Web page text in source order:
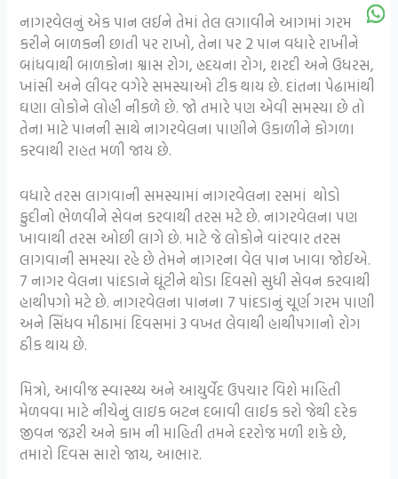
નાગરવેલનું એક પાન લઈને તેમાં તેલ લગાવીને આગમાં ગરમ
કરીને બાળકની છાતી પર રાખો, તેના પર 2 પાન વધારે રાખીને
બાંધવાથી બાળકોના શ્વાસ રોગ, હ્રદયના રોગ, શરદી અને ઉધરસ,
ખાંસી અને લીવર વગેરે સમસ્યાઓ ટીક થાય છે. દાંતના પેઢામાંથી
ઘણા લોકોને લોહી નીકળે છે. જો તમારે પણ એવી સમસ્યા છે તો
તેના માટે પાનની સાથે નાગરવેલના પાણીને ઉકાળીને કોગળા
કરવાથી રાહત મળી જાય છે.
વધારે તરસ લાગવાની સમસ્યામાં નાગરવેલના રસમાં થોડો
ફુદીનો ભેળવીને સેવન કરવાથી તરસ મટે છે. નાગરવેલના પણ
ખાવાથી તરસ ઓછી લાગે છે. માટે જે લોકોને વાંરવાર તરસ
લાગવાની સમસ્યા રહે છે તેમને નાગરના વેલ પાન ખાવા જોઈએ.
7 નાગર વેલના પાંદડાને ઘૂંટીને થોડા દિવસો સુધી સેવન કરવાથી
હાથીપગો મટે છે. નાગરવેલના પાનના 7 પાંદડાનું ચૂર્ણ ગરમ પાણી
અને સિંધવ મીઠામાં દિવસમાં 3 વખત લેવાથી હાથીપગાનો રોગ
ઠીક થાય છે.
મિત્રો, આવીજ સ્વાસ્થ્ય અને આયુર્વેદ ઉપચાર વિશે માહિતી
મેળવવા માટે નીચેનું લાઇક બટન દબાવી લાઈક કરો જેથી દરેક
જીવન જરૂરી અને કામ ની માહિતી તમને દરરોજ મળી શકે છે,
તમારો દિવસ સારો જાય, આભાર.